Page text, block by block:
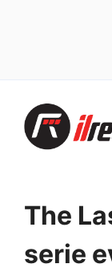
contenuto
The
serie